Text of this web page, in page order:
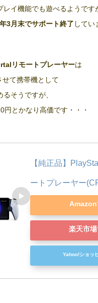
レイ機能でも遊べるようです
3月末でサポート終了 してい
リモートプレーヤーは
せて携帯機として
そうですが、
円とかなり高価です・・・
【純正品】
ートプレーヤー
Amazon
楽天市
Yahoo!ショッ